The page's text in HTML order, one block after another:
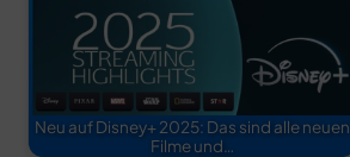
Neu auf Disney+ 2025: Das sind alle neuen
Filme und…